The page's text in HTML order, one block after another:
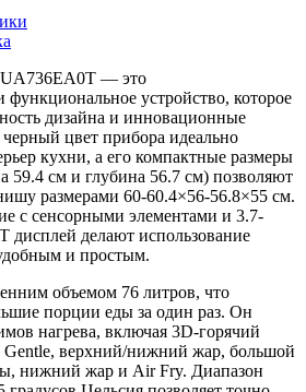
— это
функциональное устройство, которое
дизайна и инновационные
цвет прибора идеально
кухни, а его компактные размеры
59.4 см и глубина 56.7 см) позволяют
размерами 60-60.4×56-56.8×55 см.
с сенсорными элементами и 3.7-
делают использование
и простым.
объемом 76 литров, что
порции еды за один раз. Он
нагрева, включая 3D-горячий
Gentle, верхний/нижний жар, большой
нижний жар и Air Fry. Диапазон